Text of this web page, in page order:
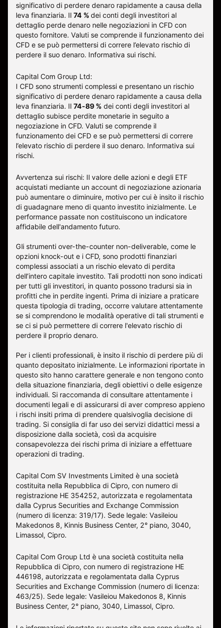
significativo di perdere denaro rapidamente a causa della
leva finanziaria. Il 74 % dei conti degli investitori al
dettaglio perde denaro nelle negoziazioni in CFD con
questo fornitore. Valuti se comprende il funzionamento dei
CFD e se può permettersi di correre l’elevato rischio di
perdere il suo denaro. Informativa sui rischi.
Capital Com Group Ltd:
I CFD sono strumenti complessi e presentano un rischio
significativo di perdere denaro rapidamente a causa della
leva finanziaria. Il 74-89 % dei conti degli investitori al
dettaglio subisce perdite monetarie in seguito a
negoziazione in CFD. Valuti se comprende il
funzionamento dei CFD e se può permettersi di correre
l’elevato rischio di perdere il suo denaro. Informativa sui
rischi.
Avvertenza sui rischi: Il valore delle azioni e degli ETF
acquistati mediante un account di negoziazione azionaria
può aumentare o diminuire, motivo per cui è insito il rischio
di guadagnare meno di quanto investito inizialmente. Le
performance passate non costituiscono un indicatore
affidabile dell'andamento futuro.
Gli strumenti over-the-counter non-deliverable, come le
opzioni knock-out e i CFD, sono prodotti finanziari
complessi associati a un rischio elevato di perdita
dell’intero capitale investito. Tali prodotti non sono indicati
per tutti gli investitori, in quanto possono tradursi sia in
profitti che in perdite ingenti. Prima di iniziare a praticare
questa tipologia di trading, occorre valutare attentamente
se si comprendono le modalità operative di tali strumenti e
se ci si può permettere di correre l'elevato rischio di
perdere il proprio denaro.
Per i clienti professionali, è insito il rischio di perdere più di
quanto depositato inizialmente. Le informazioni riportate in
questo sito hanno carattere generale e non tengono conto
della situazione finanziaria, degli obiettivi o delle esigenze
individuali. Si raccomanda di consultare attentamente i
documenti legali e di assicurarsi di aver compreso appieno
i rischi insiti prima di prendere qualsivoglia decisione di
trading. Si consiglia di far uso dei servizi didattici messi a
disposizione dalla società, così da acquisire
consapevolezza dei rischi prima di iniziare a effettuare
operazioni di trading.
Capital Com SV Investments Limited è una società
costituita nella Repubblica di Cipro, con numero di
registrazione HE 354252, autorizzata e regolamentata
dalla Cyprus Securities and Exchange Commission
(numero di licenza: 319/17). Sede legale: Vasileiou
Makedonos 8, Kinnis Business Center, 2° piano, 3040,
Limassol, Cipro.
Capital Com Group Ltd è una società costituita nella
Repubblica di Cipro, con numero di registrazione ΗΕ
446198, autorizzata e regolamentata dalla Cyprus
Securities and Exchange Commission (numero di licenza:
463/25). Sede legale: Vasileiou Makedonos 8, Kinnis
Business Center, 2° piano, 3040, Limassol, Cipro.